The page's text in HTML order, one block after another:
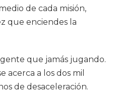
de cada misión,
que enciendes la
que jamás jugando.
acerca a los dos mil
de desaceleración.